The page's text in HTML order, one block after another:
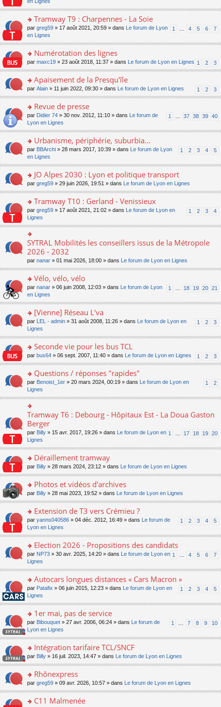
c
e
nt
n
lu
le
u
c
e
nt
n
o
n
lu
le
u
ré
c
e
m
e
s
s
a
n
o
n
lu
pl
s
ré
e
s
er
le
m
e
s
s
e
n
o
n
le
pl
s
ré
c
e
o
n
s
er
le
m
e
s
g
e
n
o
n
le
s
ré
c
nt
Tramway T9 : Charpennes - La Soie
1 4 5 6 7
par greg59 » 17 août 2021, 20:59 » dans
Le forum de Lyon
en Lignes
o
n
ult
er
le
m
e
s
g
e
n
o
n
le
u
s
ré
c
e
nt
Numérotation des lignes
1 2 3
par maxc19 » 23 août 2018, 11:37 » dans Le forum de Lyon en Lignes
o
n
ult
er
le
m
e
s
s
e
n
o
n
le
s
ré
c
e
Apaisement de la Presqu'île
1 2 3
par Alain » 11 juin 2022, 09:30 » dans Le forum de Lyon en Lignes
o
s
er
le
m
e
s
s
e
n
o
n
lu
le
pl
u
s
ré
c
e
nt
Revue de presse
1 37 38 39 40
par Didier 74 » 30 nov. 2012, 11:10 » dans
Le forum de
Lyon en Lignes
o
n
s
er
le
m
e
s
s
g
n
o
n
lu
pl
u
s
ré
c
e
nt
Urbanisme, périphérie, suburbia...
1 2 3 4 5
par BBArchi » 28 mars 2017, 10:39 » dans
Le forum de Lyon
en Lignes
o
n
ult
er
le
m
e
s
s
g
n
o
n
lu
pl
u
s
ré
c
e
JO Alpes 2030 : Lyon et politique transport
par greg59 » 29 juin 2026, 19:51 » dans Le forum de Lyon en Lignes
o
s
ult
er
le
m
e
s
s
g
o
n
lu
le
u
s
ré
c
e
nt
Tramway T10 : Gerland - Venissieux
1 2 3 4
par greg59 » 17 août 2021, 21:02 » dans
Le forum de Lyon en
Lignes
o
n
ult
er
le
m
e
s
a
g
e
n
o
n
pl
u
s
ré
c
e
nt
SYTRAL Mobilités les conseillers issus de la Métropole
2026 - 2032
par nanar » 01 mai 2026, 18:00 » dans Le forum de Lyon en Lignes
o
n
s
er
le
m
e
s
s
e
n
o
n
lu
le
pl
u
s
ré
c
e
nt
Vélo, vélo, vélo
1 18 19 20 21
par nanar » 06 juin 2008, 12:03 » dans
Le forum de Lyon
en Lignes
o
s
er
le
m
e
s
s
g
n
o
n
lu
le
u
s
ré
c
e
[Vienne] Réseau L'va
1 2 3
par LEL - admin » 31 août 2008, 11:26 » dans
Le forum de Lyon en
Lignes
o
n
ult
er
le
m
e
s
g
o
n
lu
pl
u
s
ré
c
e
Seconde vie pour les bus TCL
1 2 3
par bus64 » 06 sept. 2007, 11:40 » dans Le forum de Lyon en Lignes
o
s
ult
er
le
m
e
s
s
a
e
o
n
lu
pl
u
s
ré
c
e
nt
Questions / réponses "rapides"
1 2
par Benoist_1er » 20 mars 2024, 00:19 » dans
Le forum de Lyon en
Lignes
o
n
ult
er
le
m
e
s
a
g
e
n
o
n
pl
u
s
ré
c
nt
Tramway T6 : Debourg - Hôpitaux Est - La Doua Gaston
Berger
1 17 18 19 20
par Billy » 15 avr. 2017, 19:26 » dans
Le forum de Lyon en
Lignes
o
n
ult
er
le
m
e
s
g
e
n
o
n
le
s
ré
e
Déraillement tramway
par Billy » 28 mars 2024, 23:12 » dans Le forum de Lyon en Lignes
o
n
ult
er
le
m
e
s
s
e
n
o
n
lu
pl
ré
c
e
Photos et vidéos d'archives
par Billy » 28 mai 2023, 19:52 » dans Le forum de Lyon en Lignes
o
s
er
le
m
e
s
s
a
n
o
n
lu
le
u
ré
c
e
Extension de T3 vers Crémieu ?
1 2 3 4 5
par yanns040586 » 04 déc. 2012, 16:49 » dans
Le forum de
Lyon en Lignes
o
s
er
le
m
e
s
s
a
n
o
n
lu
pl
s
Election 2026 - Propositions des candidats
1 4 5 6 7
par NP73 » 30 avr. 2025, 14:20 » dans
Le forum de Lyon en
Lignes
o
s
er
le
m
e
s
s
e
n
o
n
Autocars longues distances « Cars Macron »
1 2 3 4 5
par Patafix » 06 juin 2015, 12:23 » dans
Le forum de Lyon en
Lignes
o
s
er
le
m
e
s
g
1er mai, pas de service
1 7 8 9 10
par Bibouquet » 27 avr. 2006, 06:24 » dans
Le forum de
Lyon en Lignes
o
n
ult
er
le
m
Intégration tarifaire TCL/SNCF
par Billy » 16 juil. 2023, 14:47 » dans Le forum de Lyon en Lignes
o
n
ult
Rhônexpress
par greg59 » 09 avr. 2026, 10:57 » dans Le forum de Lyon en Lignes
C11 Malmenée